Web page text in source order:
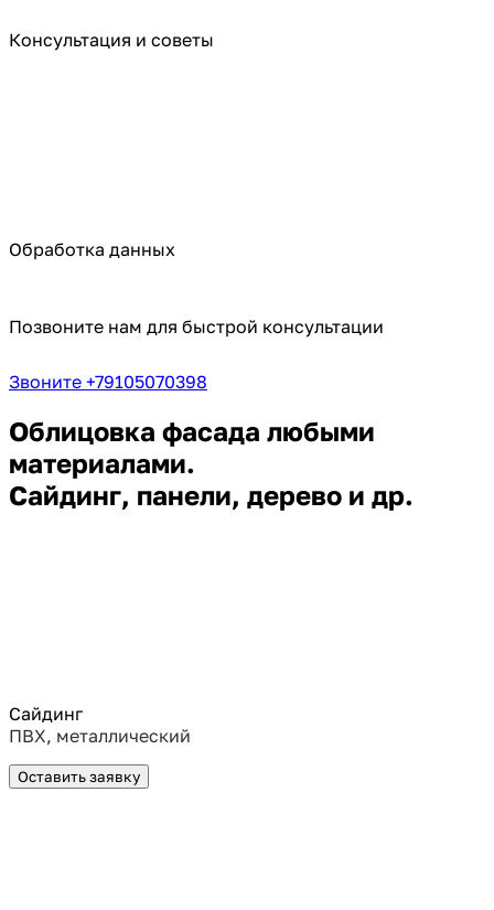
Консультация и советы
Обработка данных
Позвоните нам для быстрой консультации
Звоните +79105070398
Облицовка фасада любыми
материалами.
Сайдинг, панели, дерево и др.
Сайдинг
ПВХ, металлический
Оставить заявку